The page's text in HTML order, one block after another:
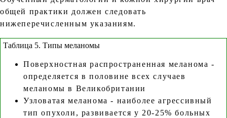
общей практики должен следовать
нижеперечисленным указаниям.
Таблица 5. Типы меланомы
Поверхностная распространенная меланома -
определяется в половине всех случаев
меланомы в Великобритании
Узловатая меланома - наиболее агрессивный
тип опухоли, развивается у 20-25% больных